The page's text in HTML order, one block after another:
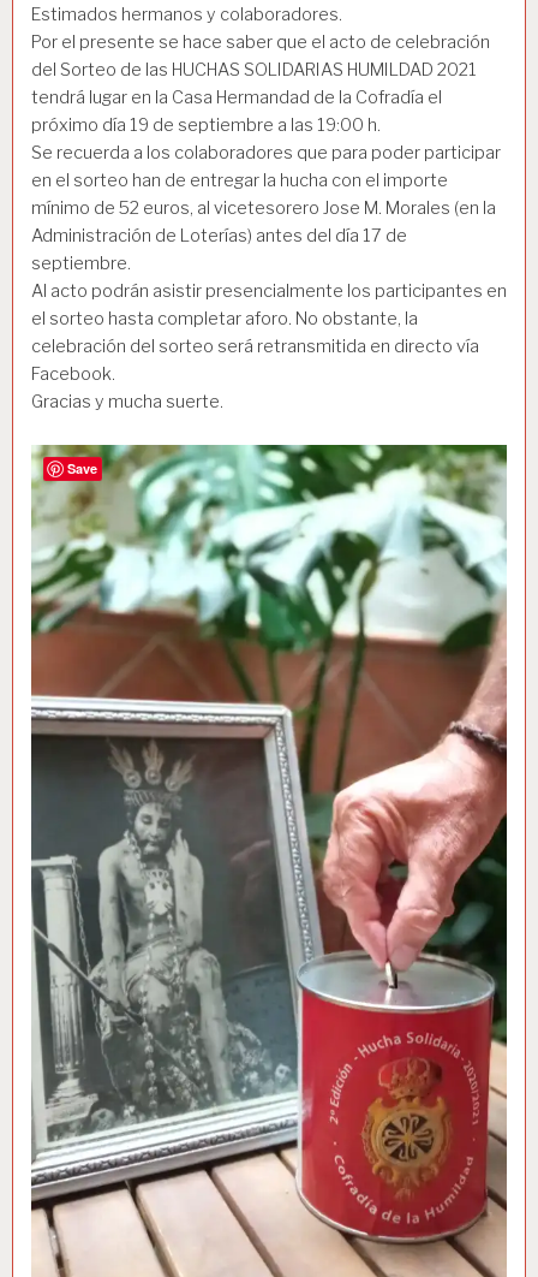
Estimados hermanos y colaboradores.
Por el presente se hace saber que el acto de celebración
del Sorteo de las HUCHAS SOLIDARIAS HUMILDAD 2021
tendrá lugar en la Casa Hermandad de la Cofradía el
próximo día 19 de septiembre a las 19:00 h.
Se recuerda a los colaboradores que para poder participar
en el sorteo han de entregar la hucha con el importe
mínimo de 52 euros, al vicetesorero Jose M. Morales (en la
Administración de Loterías) antes del día 17 de
septiembre.
Al acto podrán asistir presencialmente los participantes en
el sorteo hasta completar aforo. No obstante, la
celebración del sorteo será retransmitida en directo vía
Facebook.
Gracias y mucha suerte.
Save